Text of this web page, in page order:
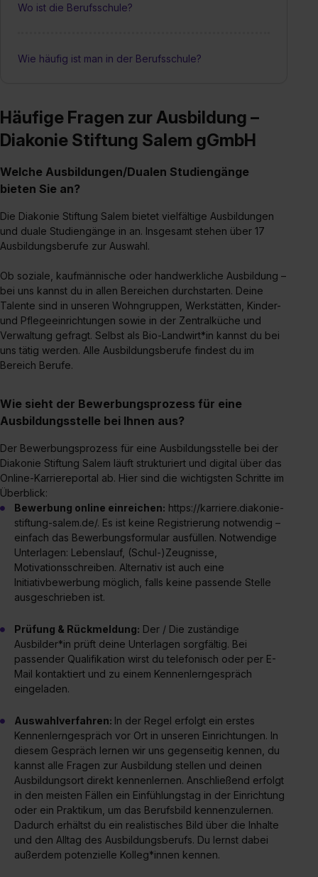
Wo ist die Berufsschule?
Wie häufig ist man in der Berufsschule?
Häufige Fragen zur Ausbildung –
Diakonie Stiftung Salem gGmbH
Welche Ausbildungen/Dualen Studiengänge
bieten Sie an?
Die Diakonie Stiftung Salem bietet vielfältige Ausbildungen
und duale Studiengänge in an. Insgesamt stehen über 17
Ausbildungsberufe zur Auswahl.
Ob soziale, kaufmännische oder handwerkliche Ausbildung –
bei uns kannst du in allen Bereichen durchstarten. Deine
Talente sind in unseren Wohngruppen, Werkstätten, Kinder-
und Pflegeeinrichtungen sowie in der Zentralküche und
Verwaltung gefragt. Selbst als Bio-Landwirt*in kannst du bei
uns tätig werden. Alle Ausbildungsberufe findest du im
Bereich Berufe.
Wie sieht der Bewerbungsprozess für eine
Ausbildungsstelle bei Ihnen aus?
Der Bewerbungsprozess für eine Ausbildungsstelle bei der
Diakonie Stiftung Salem läuft strukturiert und digital über das
Online-Karriereportal ab. Hier sind die wichtigsten Schritte im
Überblick:
Bewerbung online einreichen: https://karriere.diakonie-
stiftung-salem.de/. Es ist keine Registrierung notwendig –
einfach das Bewerbungsformular ausfüllen. Notwendige
Unterlagen: Lebenslauf, (Schul-)Zeugnisse,
Motivationsschreiben. Alternativ ist auch eine
Initiativbewerbung möglich, falls keine passende Stelle
ausgeschrieben ist.
Prüfung & Rückmeldung: Der / Die zuständige
Ausbilder*in prüft deine Unterlagen sorgfältig. Bei
passender Qualifikation wirst du telefonisch oder per E-
Mail kontaktiert und zu einem Kennenlerngespräch
eingeladen.
Auswahlverfahren: In der Regel erfolgt ein erstes
Kennenlerngespräch vor Ort in unseren Einrichtungen. In
diesem Gespräch lernen wir uns gegenseitig kennen, du
kannst alle Fragen zur Ausbildung stellen und deinen
Ausbildungsort direkt kennenlernen. Anschließend erfolgt
in den meisten Fällen ein Einfühlungstag in der Einrichtung
oder ein Praktikum, um das Berufsbild kennenzulernen.
Dadurch erhältst du ein realistisches Bild über die Inhalte
und den Alltag des Ausbildungsberufs. Du lernst dabei
außerdem potenzielle Kolleg*innen kennen.